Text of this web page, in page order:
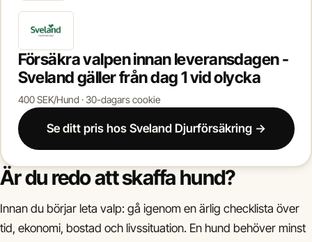
Försäkra valpen innan leveransdagen -
Sveland gäller från dag 1 vid olycka
400 SEK/Hund · 30-dagars cookie
Se ditt pris hos Sveland Djurförsäkring →
Är du redo att skaffa hund?
Innan du börjar leta valp: gå igenom en ärlig checklista över
tid, ekonomi, bostad och livssituation. En hund behöver minst